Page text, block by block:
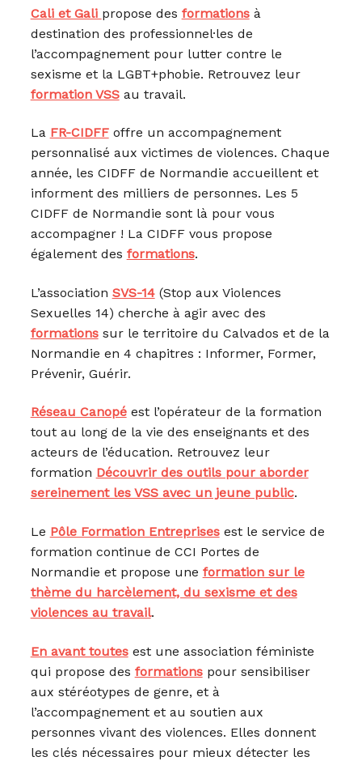
Cali et Gali propose des formationsà
destination des professionnel·les de
l’accompagnement pour lutter contre le
sexisme et la LGBT+phobie. Retrouvez leur
formation VSSau travail.
La FR-CIDFFoffre un accompagnement
personnalisé aux victimes de violences. Chaque
année, les CIDFF de Normandie accueillent et
informent des milliers de personnes. Les 5
CIDFF de Normandie sont là pour vous
accompagner ! La CIDFF vous propose
également des formations.
L’association SVS-14 (Stop aux Violences
Sexuelles 14) cherche à agir avec des
formationssur le territoire du Calvados et de la
Normandie en 4 chapitres : Informer, Former,
Prévenir, Guérir.
Réseau Canopé est l’opérateur de la formation
tout au long de la vie des enseignants et des
acteurs de l’éducation. Retrouvez leur
formation Découvrir des outils pour aborder
sereinement les VSS avec un jeune public.
Le Pôle Formation Entreprisesest le service de
formation continue de CCI Portes de
Normandie et propose une formation sur le
thème du harcèlement, du sexisme et des
violences au travail.
En avant toutes est une association féministe
qui propose des formationspour sensibiliser
aux stéréotypes de genre, et à
l’accompagnement et au soutien aux
personnes vivant des violences. Elles donnent
les clés nécessaires pour mieux détecter les